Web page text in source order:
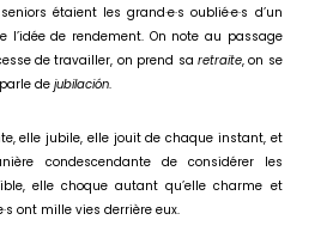
étaient les grand·e·s oublié·e·s d’un
l’idée de rendement. On note au passage
de travailler, on prend sa retraite, on se
dejubilación.
elle jubile, elle jouit de chaque instant, et
condescendante de considérer les
elle choque autant qu’elle charme et
ont mille vies derrière eux.